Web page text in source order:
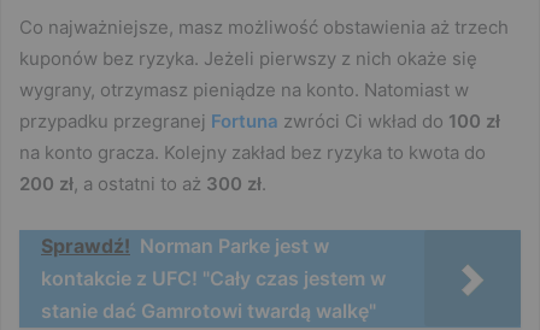
Co najważniejsze, masz możliwość obstawienia aż trzech
kuponów bez ryzyka. Jeżeli pierwszy z nich okaże się
wygrany, otrzymasz pieniądze na konto. Natomiast w
przypadku przegranej Fortuna zwróci Ci wkład do 100 zł
na konto gracza. Kolejny zakład bez ryzyka to kwota do
200 zł, a ostatni to aż 300 zł.
Sprawdź! Norman Parke jest w
kontakcie z UFC! "Cały czas jestem w
stanie dać Gamrotowi twardą walkę"